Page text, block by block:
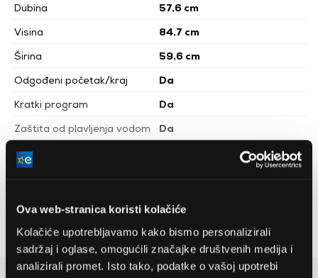
Ova web-stranica koristi kolačiće
Kolačiće upotrebljavamo kako bismo personalizirali
sadržaj i oglase, omogućili značajke društvenih medija i
analizirali promet. Isto tako, podatke o vašoj upotrebi
Dubina
57,6 cm
Visina
84,7 cm
Širina
59,6 cm
Odgođeni početak/kraj
Da
Kratki program
Da
Zaštita od plavljenja vodom
Da
Glasnoća rada centrifuge
Vrsta perilice rublja
punjenjem
Nastavit ću čitati
Detaljan opis